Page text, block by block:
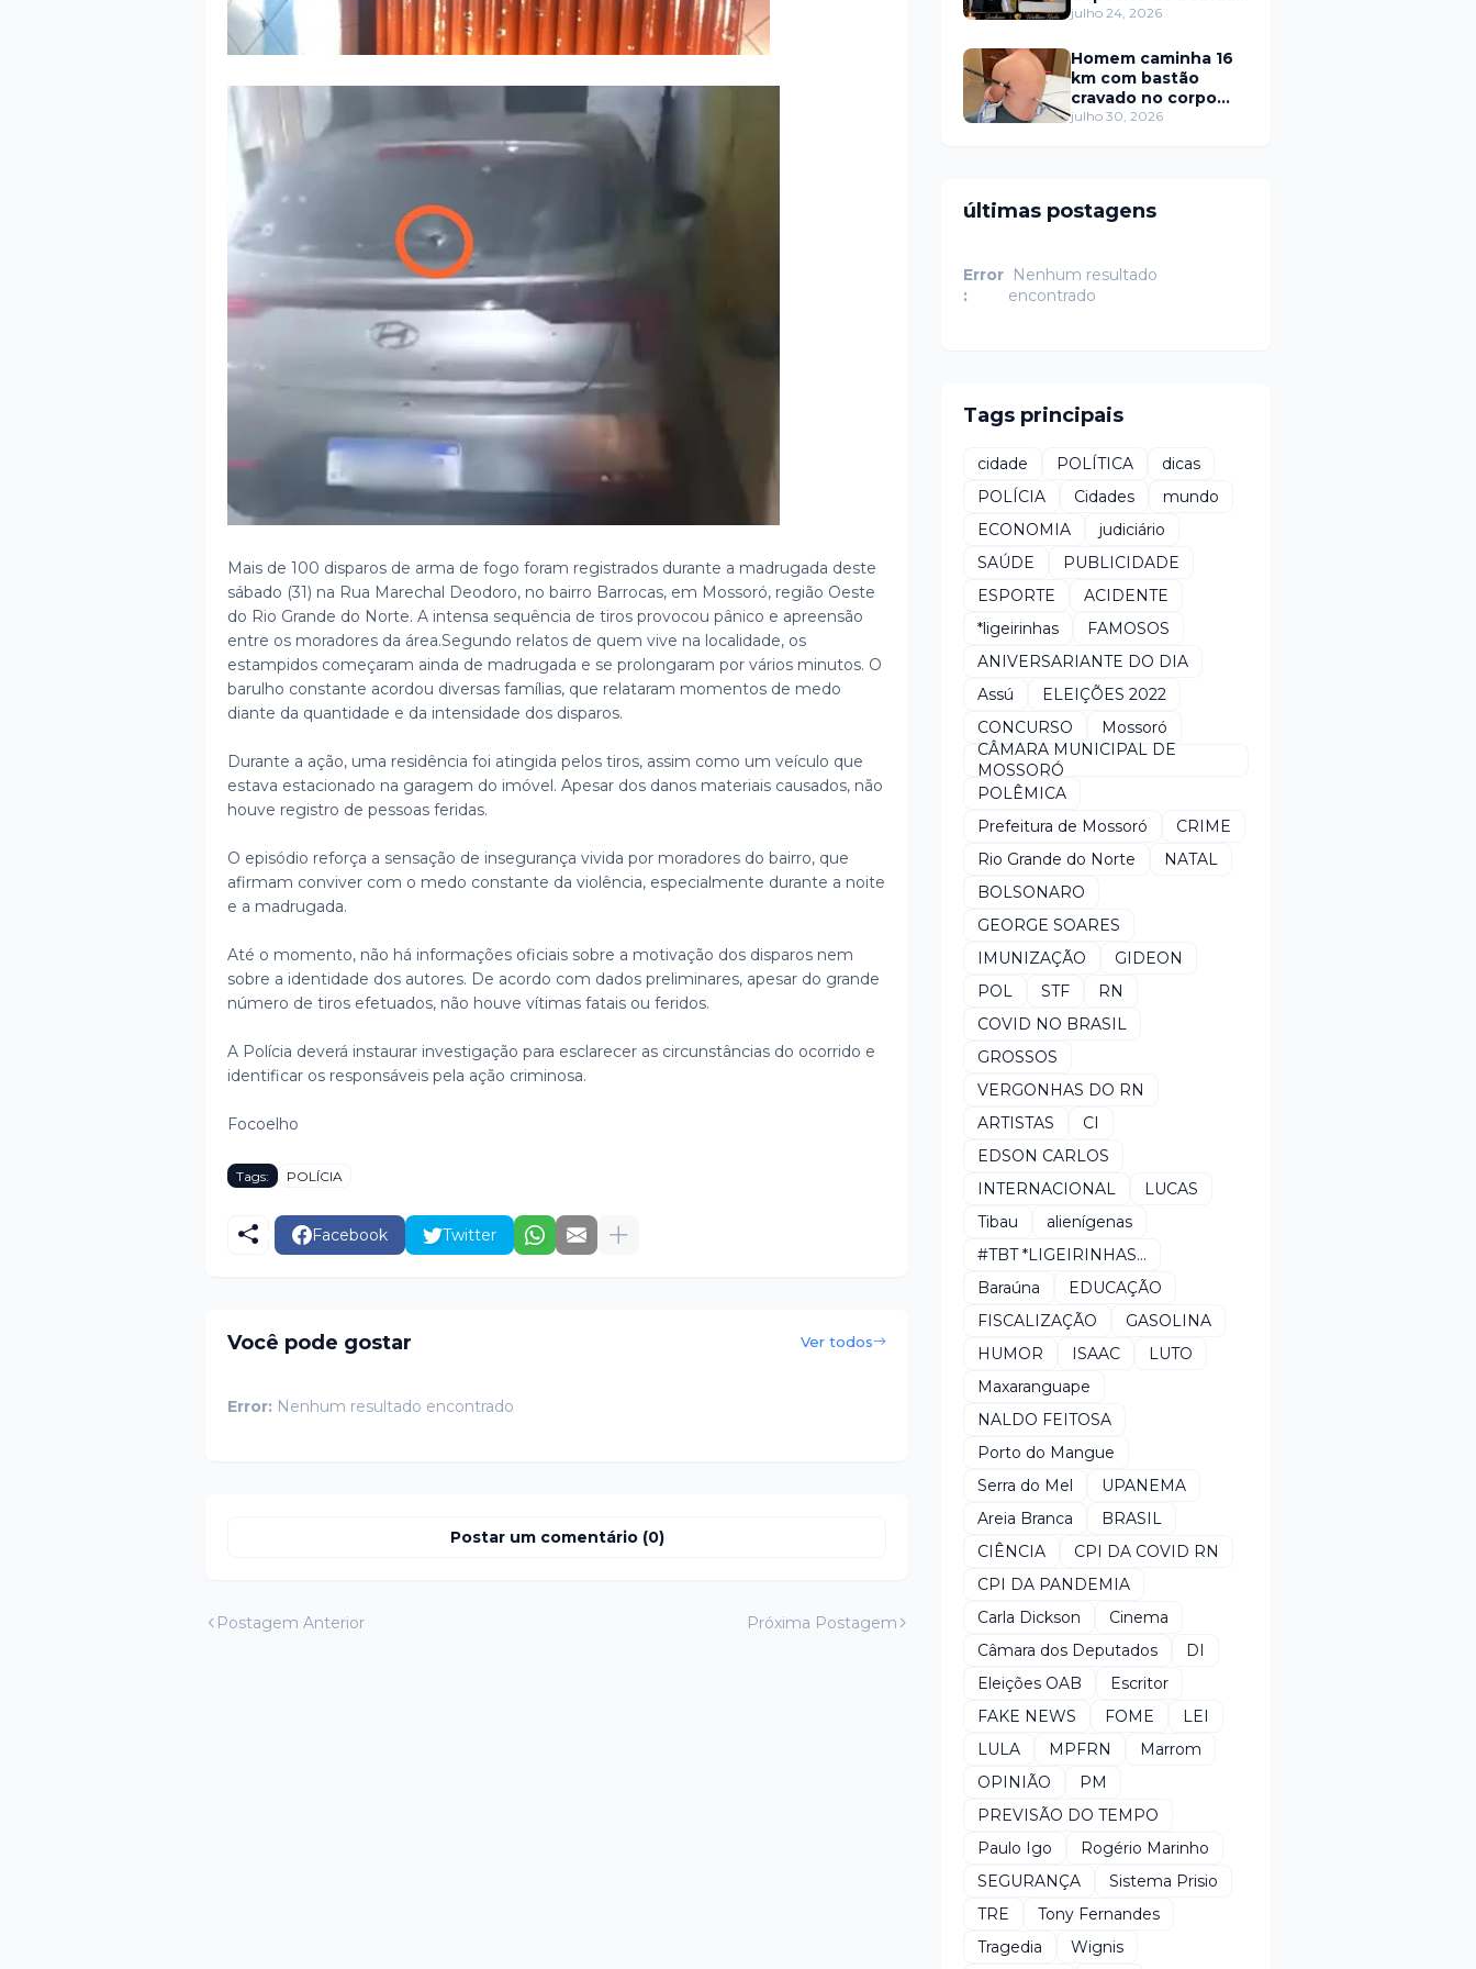
Mais de 100 disparos de arma de fogo foram registrados durante a madrugada deste
sábado (31) na Rua Marechal Deodoro, no bairro Barrocas, em Mossoró, região Oeste
do Rio Grande do Norte. A intensa sequência de tiros provocou pânico e apreensão
entre os moradores da área.Segundo relatos de quem vive na localidade, os
estampidos começaram ainda de madrugada e se prolongaram por vários minutos. O
barulho constante acordou diversas famílias, que relataram momentos de medo
diante da quantidade e da intensidade dos disparos.
Durante a ação, uma residência foi atingida pelos tiros, assim como um veículo que
estava estacionado na garagem do imóvel. Apesar dos danos materiais causados, não
houve registro de pessoas feridas.
O episódio reforça a sensação de insegurança vivida por moradores do bairro, que
afirmam conviver com o medo constante da violência, especialmente durante a noite
e a madrugada.
Até o momento, não há informações oficiais sobre a motivação dos disparos nem
sobre a identidade dos autores. De acordo com dados preliminares, apesar do grande
número de tiros efetuados, não houve vítimas fatais ou feridos.
A Polícia deverá instaurar investigação para esclarecer as circunstâncias do ocorrido e
identificar os responsáveis pela ação criminosa.
Focoelho
Tags: POLÍCIA
Facebook Twitter
Você pode gostar Ver todos
Error: Nenhum resultado encontrado
Postar um comentário (0)
Postagem Anterior Próxima Postagem
e mata dois homens
julho 24, 2026
Homem caminha 16
km com bastão
cravado no corpo
após queda
julho 30, 2026
últimas postagens
Error
:
Nenhum resultado
encontrado
Tags principais
cidade POLÍTICA
dicas
POLÍCIA
Cidades
mundo
ECONOMIA
judiciário
SAÚDE
PUBLICIDADE
ESPORTE
ACIDENTE
*ligeirinhas
FAMOSOS
ANIVERSARIANTE DO DIA
Assú
ELEIÇÕES 2022
CONCURSO
Mossoró
CÂMARA MUNICIPAL DE
MOSSORÓ
POLÊMICA
Prefeitura de Mossoró
CRIME
Rio Grande do Norte
NATAL
BOLSONARO
GEORGE SOARES
IMUNIZAÇÃO
GIDEON
POL
STF
RN
COVID NO BRASIL
GROSSOS
VERGONHAS DO RN
ARTISTAS
CI
EDSON CARLOS
INTERNACIONAL
LUCAS
Tibau
alienígenas
#TBT *LIGEIRINHAS...
Baraúna
EDUCAÇÃO
FISCALIZAÇÃO
GASOLINA
HUMOR
ISAAC
LUTO
Maxaranguape
NALDO FEITOSA
Porto do Mangue
Serra do Mel
UPANEMA
Areia Branca
BRASIL
CIÊNCIA
CPI DA COVID RN
CPI DA PANDEMIA
Carla Dickson
Cinema
Câmara dos Deputados
DI
Eleições OAB
Escritor
FAKE NEWS
FOME
LEI
LULA
MPFRN
Marrom
OPINIÃO
PM
PREVISÃO DO TEMPO
Paulo Igo
Rogério Marinho
SEGURANÇA
Sistema Prisio
TRE
Tony Fernandes
Tragedia
Wignis